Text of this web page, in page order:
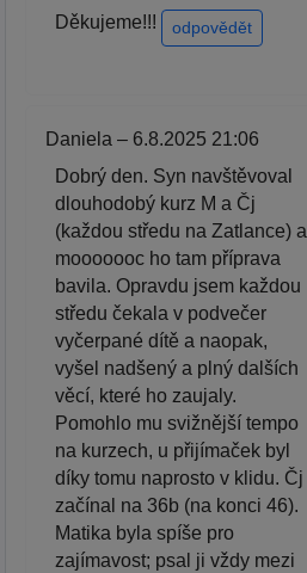
Děkujeme!!!
odpovědět
Daniela – 6.8.2025 21:06
Dobrý den. Syn navštěvoval
dlouhodobý kurz M a Čj
(každou středu na Zatlance) a
mooooooc ho tam příprava
bavila. Opravdu jsem každou
středu čekala v podvečer
vyčerpané dítě a naopak,
vyšel nadšený a plný dalších
věcí, které ho zaujaly.
Pomohlo mu svižnější tempo
na kurzech, u přijímaček byl
díky tomu naprosto v klidu. Čj
začínal na 36b (na konci 46).
Matika byla spíše pro
zajímavost; psal ji vždy mezi